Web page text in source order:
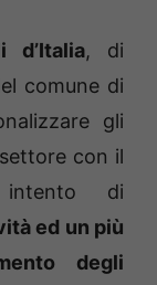
d’Italia, di
comune di
gli
con il
intento di
ed un più
degli